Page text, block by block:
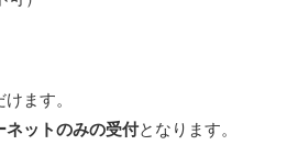
ます。
ネットのみの受付となります。